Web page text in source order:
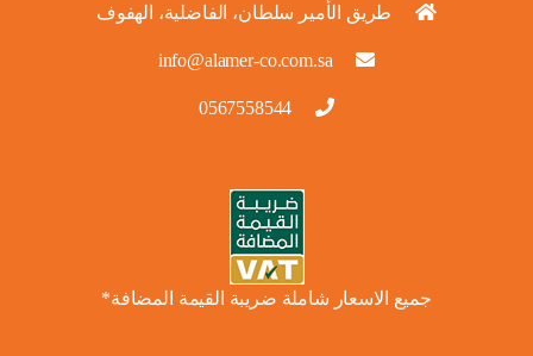
طريق الأمير سلطان، الفاضلية، الهفوف
info@alamer-co.com.sa
0567558544
جميع الاسعار شاملة ضريبة القيمة المضافة*